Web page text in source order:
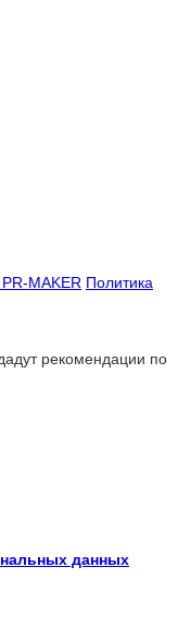
PR-MAKER Политика
рекомендации по
данных